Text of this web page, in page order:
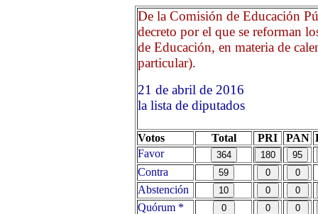
De la Comisión de Educación
decreto por el que se reforman
de Educación, en materia de
particular).
21 de abril de 2016
la lista de diputados
Votos Total PRI PAN
Favor
Contra
Abstención
Quórum *